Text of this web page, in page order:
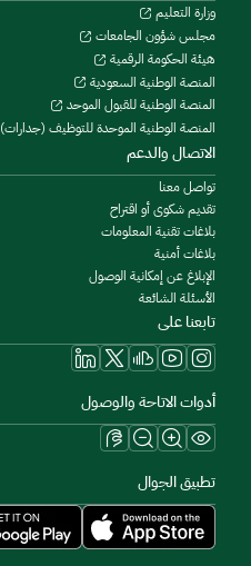
وزارة التعليم
مجلس شؤون الجامعات
هيئة الحكومة الرقمية
المنصة الوطنية السعودية
المنصة الوطنية للقبول الموحد
المنصة الوطنية الموحدة للتوظيف (جدارات)
الاتصال والدعم
تواصل معنا
تقديم شكوى أو اقتراح
بلاغات تقنية المعلومات
بلاغات أمنية
الإبلاغ عن إمكانية الوصول
الأسئلة الشائعة
تابعنا على
أدوات الاتاحة والوصول
تطبيق الجوال